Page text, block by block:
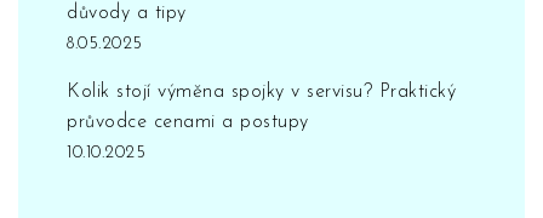
důvody a tipy
8.05.2025
Kolik stojí výměna spojky v servisu? Praktický
průvodce cenami a postupy
10.10.2025